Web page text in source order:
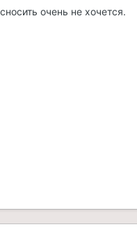
очень не хочется.